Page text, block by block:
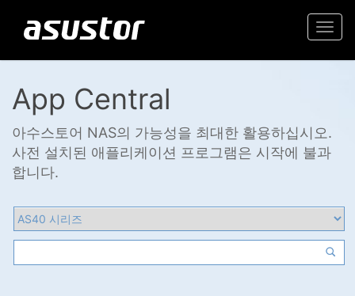
App Central
아수스토어 NAS의 가능성을 최대한 활용하십시오.
사전 설치된 애플리케이션 프로그램은 시작에 불과
합니다.